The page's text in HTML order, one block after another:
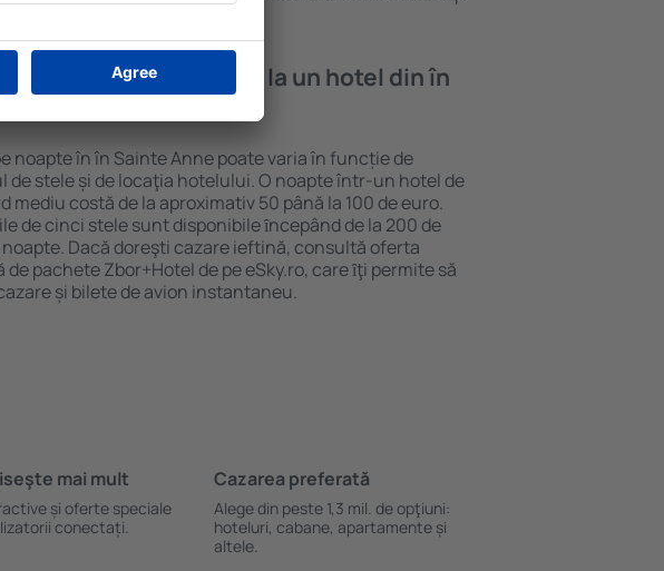
o noapte de cazare la un hotel din în
noapte în în Sainte Anne poate varia în funcție de
de stele și de locaţia hotelului. O noapte într-un hotel de
mediu costă de la aproximativ 50 până la 100 de euro.
de cinci stele sunt disponibile ȋncepând de la 200 de
noapte. Dacă doreşti cazare ieftină, consultă oferta
de pachete Zbor+Hotel de pe eSky.ro, care ȋţi permite să
și bilete de avion instantaneu.
mai mult
și oferte speciale
conectați.
Cazarea preferată
Alege din peste 1,3 mil. de opţiuni:
hoteluri, cabane, apartamente și
altele.